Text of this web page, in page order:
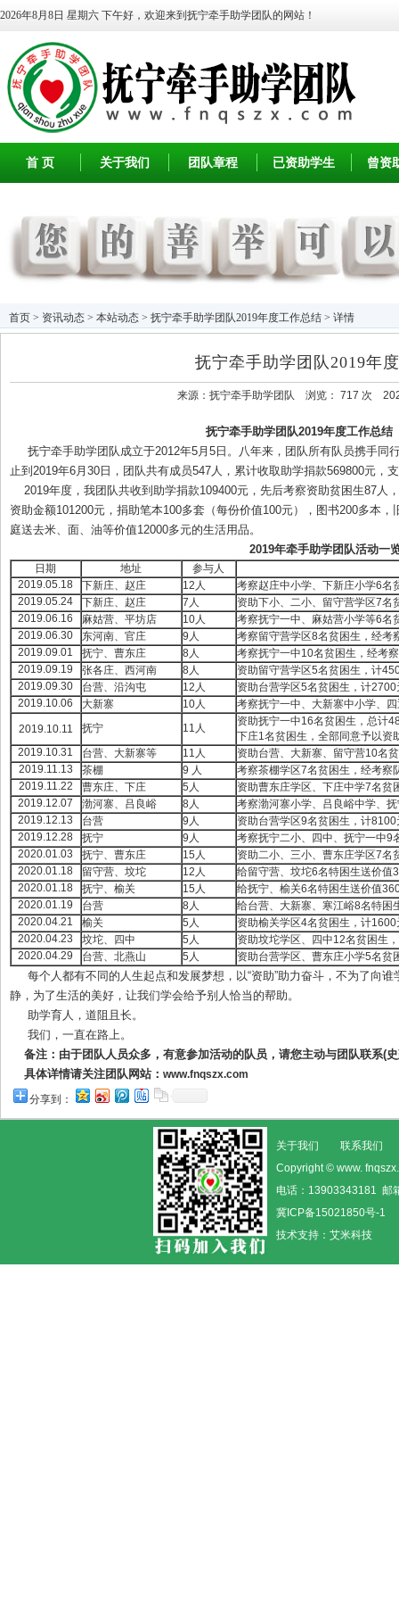
2026年8月8日 星期六 下午好，欢迎来到抚宁牵手助学团队的网站！
首 页 关于我们 团队章程 已资助学生 曾资
首页 > 资讯动态 > 本站动态 > 抚宁牵手助学团队2019年度工作总结 > 详情
抚宁牵手助学团队2019年
来源：抚宁牵手助学团队 浏览：717 次
抚宁牵手助学团队2019年度工作总结
抚宁牵手助学团队成立于2012年5月5日。八年来，团队所有队员携手同
止到2019年6月30日，团队共有成员547人，累计收取助学捐款569800元，
2019年度，我团队共收到助学捐款109400元，先后考察资助贫困生87人
资助金额101200元，捐助笔本100多套（每份价值100元），图书200多本
庭送去米、面、油等价值12000多元的生活用品。
2019年牵手助学团队活动一
日期 地址
参与人
2019.05.18
下新庄、赵庄 12人
考察赵庄中小学、下新庄小学6名
2019.05.24
下新庄、赵庄 7人
资助下小、二小、留守营学区7
2019.06.16
麻姑营、平坊店 10人
考察抚宁一中、麻姑营小学等6名
2019.06.30
东河南、官庄 9人
考察留守营学区8名贫困生，经考
2019.09.01
抚宁、曹东庄 8人
考察抚宁一中10名贫困生，经考
2019.09.19
张各庄、西河南 8人
资助留守营学区5名贫困生，计
2019.09.30
台营、沿沟屯 12人
资助台营学区5名贫困生，计
2019.10.06
大新寨 10人
考察抚宁一中、大新寨中小学、
2019.10.11
抚宁 11人
资助抚宁一中16名贫困生，总计
下庄1名贫困生，全部同意予以资
2019.10.31
台营、大新寨等 11人
资助台营、大新寨、留守营10名
2019.11.13
茶棚 9 人
考察茶棚学区7名贫困生，经考察
2019.11.22
曹东庄、下庄 5人
资助曹东庄学区、下庄中学7名
2019.12.07
渤河寨、吕良峪 8人
考察渤河寨小学、吕良峪中学、
2019.12.13
台营 9人
资助台营学区9名贫困生，计
2019.12.28
抚宁 9人
考察抚宁二小、四中、抚宁一中9
2020.01.03
抚宁、曹东庄 15人
资助二小、三小、曹东庄学区7
2020.01.18
留守营、坟坨 12人
给留守营、坟坨6名特困生送价值
2020.01.18
抚宁、榆关 15人
给抚宁、榆关6名特困生送价值
2020.01.19
台营 8人
给台营、大新寨、寒江峪8名特困
2020.04.21
榆关 5人
资助榆关学区4名贫困生，计
2020.04.23
坟坨、四中 5人
资助坟坨学区、四中12名贫困生
2020.04.29
台营、北燕山 5人 资助台营学区、曹东庄小学5名
每个人都有不同的人生起点和发展梦想，以“资助”助力奋斗，不为了向
静，为了生活的美好，让我们学会给予别人恰当的帮助。
助学育人，道阻且长。
我们，一直在路上。
备注：由于团队人员众多，有意参加活动的队员，请您主动与团队联系(
具体详情请关注团队网站： www.fnqszx.com
分享到：
关于我们
联系我们
Copyright © www.
电话：13903343181 邮
冀ICP备15021850号-1
技术支持： 艾米科技